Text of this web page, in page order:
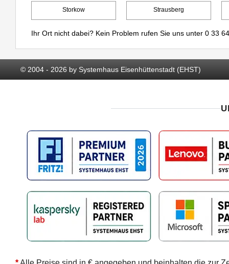
Storkow Strausberg
Ihr Ort nicht dabei? Kein Problem rufen Sie uns unter 0 33
© 2004 - 2026 by Systemhaus Eisenhüttenstadt (EHST)